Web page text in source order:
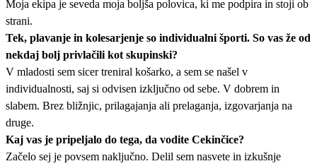
Moja ekipa je seveda moja boljša polovica, ki me podpira in stoji ob
strani.
Tek, plavanje in kolesarjenje so individualni športi. So vas že od
nekdaj bolj privlačili kot skupinski?
V mladosti sem sicer treniral košarko, a sem se našel v
individualnosti, saj si odvisen izključno od sebe. V dobrem in
slabem. Brez bližnjic, prilagajanja ali prelaganja, izgovarjanja na
druge.
Kaj vas je pripeljalo do tega, da vodite Cekinčice?
Začelo sej je povsem naključno. Delil sem nasvete in izkušnje